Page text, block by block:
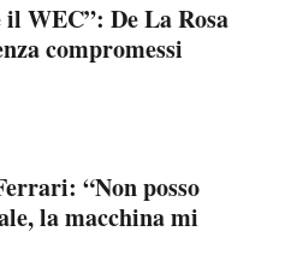
WEC”: De La Rosa
compromessi
“Non posso
la macchina mi